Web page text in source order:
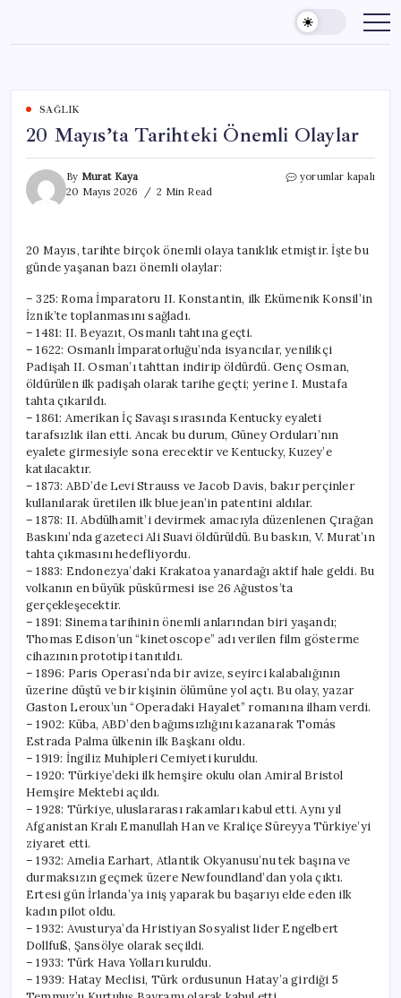
content
SAĞLIK
20 Mayıs’ta Tarihteki Önemli Olaylar
By Murat Kaya
20 Mayıs 2026
2 Min Read
20
için
yorumlar kapalı
20 Mayıs, tarihte birçok önemli olaya tanıklık etmiştir. İşte bu
günde yaşanan bazı önemli olaylar:
– 325: Roma İmparatoru II. Konstantin, ilk Ekümenik Konsil’in
İznik’te toplanmasını sağladı.
– 1481: II. Beyazıt, Osmanlı tahtına geçti.
– 1622: Osmanlı İmparatorluğu’nda isyancılar, yenilikçi
Padişah II. Osman’ı tahttan indirip öldürdü. Genç Osman,
öldürülen ilk padişah olarak tarihe geçti; yerine I. Mustafa
tahta çıkarıldı.
– 1861: Amerikan İç Savaşı sırasında Kentucky eyaleti
tarafsızlık ilan etti. Ancak bu durum, Güney Orduları’nın
eyalete girmesiyle sona erecektir ve Kentucky, Kuzey’e
katılacaktır.
– 1873: ABD’de Levi Strauss ve Jacob Davis, bakır perçinler
kullanılarak üretilen ilk blue jean’in patentini aldılar.
– 1878: II. Abdülhamit’i devirmek amacıyla düzenlenen Çırağan
Baskını’nda gazeteci Ali Suavi öldürüldü. Bu baskın, V. Murat’ın
tahta çıkmasını hedefliyordu.
– 1883: Endonezya’daki Krakatoa yanardağı aktif hale geldi. Bu
volkanın en büyük püskürmesi ise 26 Ağustos’ta
gerçekleşecektir.
– 1891: Sinema tarihinin önemli anlarından biri yaşandı;
Thomas Edison’un “kinetoscope” adı verilen film gösterme
cihazının prototipi tanıtıldı.
– 1896: Paris Operası’nda bir avize, seyirci kalabalığının
üzerine düştü ve bir kişinin ölümüne yol açtı. Bu olay, yazar
Gaston Leroux’un “Operadaki Hayalet” romanına ilham verdi.
– 1902: Küba, ABD’den bağımsızlığını kazanarak Tomás
Estrada Palma ülkenin ilk Başkanı oldu.
– 1919: İngiliz Muhipleri Cemiyeti kuruldu.
– 1920: Türkiye’deki ilk hemşire okulu olan Amiral Bristol
Hemşire Mektebi açıldı.
– 1928: Türkiye, uluslararası rakamları kabul etti. Aynı yıl
Afganistan Kralı Emanullah Han ve Kraliçe Süreyya Türkiye’yi
ziyaret etti.
– 1932: Amelia Earhart, Atlantik Okyanusu’nu tek başına ve
durmaksızın geçmek üzere Newfoundland’dan yola çıktı.
Ertesi gün İrlanda’ya iniş yaparak bu başarıyı elde eden ilk
kadın pilot oldu.
– 1932: Avusturya’da Hristiyan Sosyalist lider Engelbert
Dollfuß, Şansölye olarak seçildi.
– 1933: Türk Hava Yolları kuruldu.
– 1939: Hatay Meclisi, Türk ordusunun Hatay’a girdiği 5